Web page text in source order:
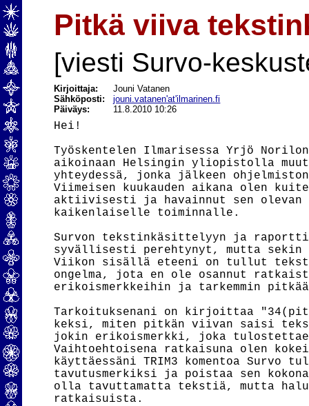
Pitkä viiva
[viesti Survo-
Kirjoittaja:
Jouni Vatanen
Sähköposti:jouni.vatanen'at'ilmarinen.fi
Päiväys:
11.8.2010 10:26
Hei!
Työskentelen Ilmarisessa Yrjö
aikoinaan Helsingin yliopistolla
yhteydessä, jonka jälkeen
Viimeisen kuukauden aikana olen
aktiivisesti ja havainnut sen
kaikenlaiselle toiminnalle.
Survon tekstinkäsittelyyn ja
syvällisesti perehtynyt, mutta
Viikon sisällä eteeni on tullut
ongelma, jota en ole osannut
erikoismerkkeihin ja tarkemmin
Tarkoituksenani on kirjoittaa
keksi, miten pitkän viivan saisi
jokin erikoismerkki, joka
Vaihtoehtoisena ratkaisuna olen
käyttäessäni TRIM3 komentoa Survo
tavutusmerkiksi ja poistaa sen
olla tavuttamatta tekstiä, mutta
ratkaisuista.